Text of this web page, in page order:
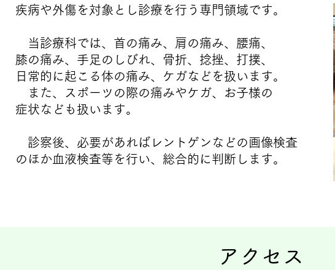
疾病や外傷を対象とし診療を行う専門領域です。
当診療科では、首の痛み、肩の痛み、腰痛、
膝の痛み、手足のしびれ、骨折、捻挫、打撲、
​日常的に起こる体の痛み、ケガなどを扱います。
また、スポーツの際の痛みやケガ、お子様の
症状なども扱います。
​ 診察後、必要があればレントゲンなどの画像検査
のほか血液検査等を行い、総合的に判断します。
​アクセス​